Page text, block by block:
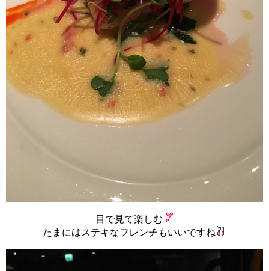
目で見て楽しむ
たまにはステキなフレンチもいいですね